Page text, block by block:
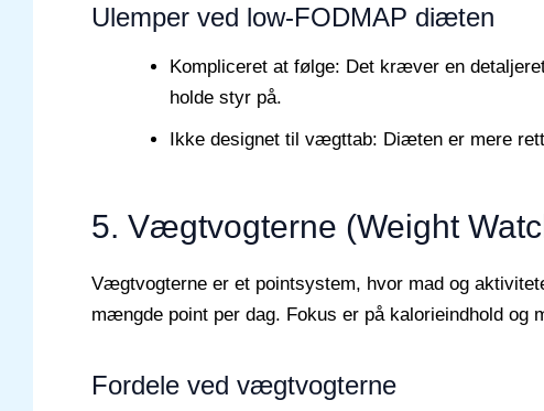
Ulemper ved low-FODMAP diæten
Kompliceret at følge: Det kræver en
holde styr på.
Ikke designet til vægttab: Diæten er mere
5. Vægtvogterne (Weight
Vægtvogterne er et pointsystem, hvor mad og
mængde point per dag. Fokus er på kalorieindhold og
Fordele ved vægtvogterne